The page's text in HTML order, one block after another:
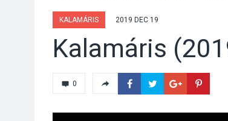
KALAMÁRIS 2019 DEC 19
Kalamáris
0